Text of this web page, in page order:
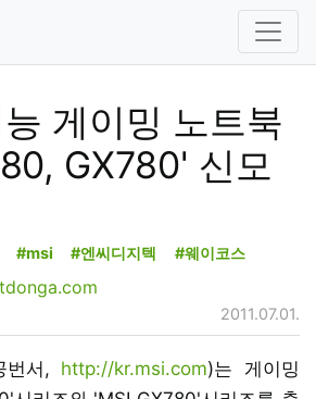
게이밍 노트북
GX780' 신모
#msi #엔씨디지텍 #웨이코스
2011.07.01.
번서, http://kr.msi.com)는 게이밍